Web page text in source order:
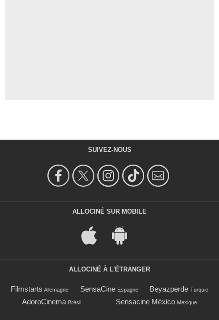
SUIVEZ-NOUS
ALLOCINÉ SUR MOBILE
ALLOCINÉ À L'ÉTRANGER
Filmstarts Allemagne SensaCine Espagne Beyazperde Turquie
AdoroCinema Brésil Sensacine México Mexique